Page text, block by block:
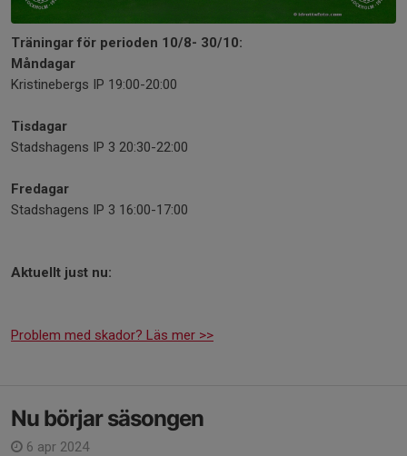
Träningar för perioden 10/8- 30/10:
Måndagar
Kristinebergs IP 19:00-20:00
Tisdagar
Stadshagens IP 3 20:30-22:00
Fredagar
Stadshagens IP 3 16:00-17:00
Aktuellt just nu:
Problem med skador? Läs mer >>
Nu börjar säsongen
6 apr 2024